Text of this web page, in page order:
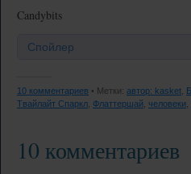
Candybits
Спойлер
10 комментариев • Метки: автор: kasket
Твайлайт Спаркл Флаттершай человеки
10 комментариев